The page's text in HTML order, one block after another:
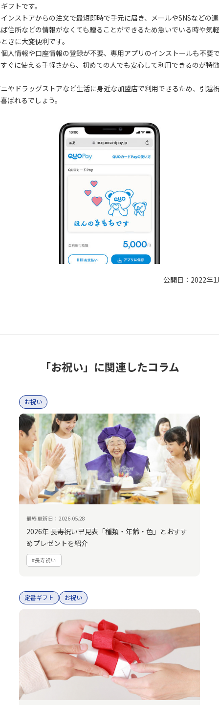
フトです。
ンストアからの注文で最短即時で手元に届き、メールやSNSなどの
住所などの情報がなくても贈ることができるため急いでいる時や気
きに大変便利です。
人情報や口座情報の登録が不要、専用アプリのインストールも不要
ぐに使える手軽さから、初めての人でも安心して利用できるのが特
やドラッグストアなど生活に身近な加盟店で利用できるため、引越
ばれるでしょう。
公開日：2022年
「お祝い」に関連したコラム
お祝い
最終更新日：2026.05.28
2026年 長寿祝い早見表「種類・年齢・色」とおすす
めプレゼントを紹介
#長寿祝い
定番ギフト お祝い